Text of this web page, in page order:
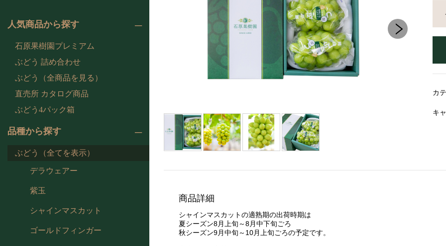
人気商品から探す
石原果樹園プレミアム
ぶどう 詰め合わせ
ぶどう（全商品を見る）
直売所 カタログ商品
ぶどう4パック箱
品種から探す
ぶどう（全てを表示）
デラウェアー
紫玉
シャインマスカット
ゴールドフィンガー
カ
キ
商品詳細
シャインマスカットの適熟期の出荷時期は
夏シーズン8月上旬～8月中下旬ごろ
秋シーズン9月中旬～10月上旬ごろの予定です。